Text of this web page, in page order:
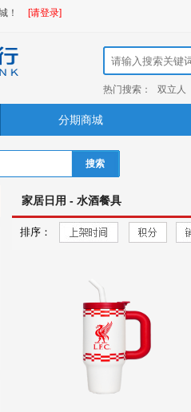
！ [请登录]
热门搜索： 双立人
分期商城
搜索
家居日用 - 水酒餐具
排序：